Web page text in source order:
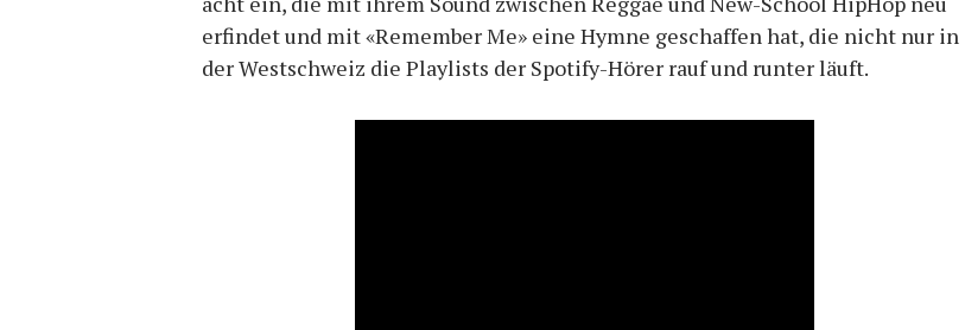
erfindet und mit «Remember Me» eine Hymne geschaffen hat, die nicht nur in
der Westschweiz die Playlists der Spotify-Hörer rauf und runter läuft.